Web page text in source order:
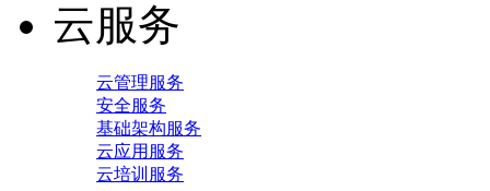
云服务
云管理服务
安全服务
基础架构服务
云应用服务
云培训服务